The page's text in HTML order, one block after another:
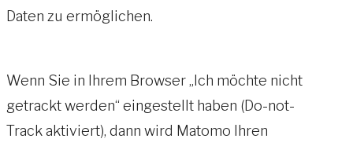
Daten zu ermöglichen.
Wenn Sie in Ihrem Browser „Ich möchte nicht
getrackt werden“ eingestellt haben (Do-not-
Track aktiviert), dann wird Matomo Ihren